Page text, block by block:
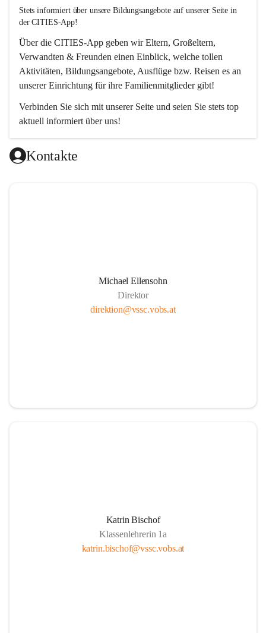
Stets informiert über unsere Bildungsangebote auf unserer Seite in
der CITIES-App!
Über die CITIES-App geben wir Eltern, Großeltern,
Verwandten & Freunden einen Einblick, welche tollen
Aktivitäten, Bildungsangebote, Ausflüge bzw. Reisen es an
unserer Einrichtung für ihre Familienmitglieder gibt!
Verbinden Sie sich mit unserer Seite und seien Sie stets top
aktuell informiert über uns!
Kontakte
Michael Ellensohn
Direktor
direktion@vssc.vobs.at
Katrin Bischof
Klassenlehrerin 1a
katrin.bischof@vssc.vobs.at